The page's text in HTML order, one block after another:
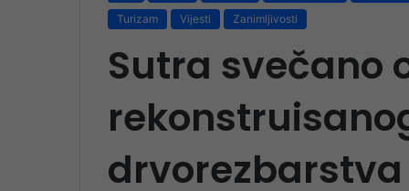
Turizam
Vijesti Zanimljivosti
Sutra svečano
drvorezbarstva